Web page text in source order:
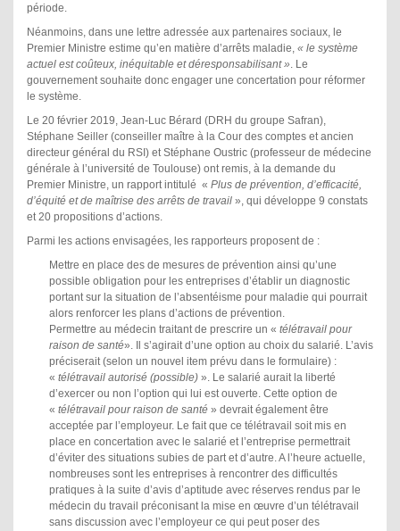
période.
Néanmoins, dans une lettre adressée aux partenaires sociaux, le
Premier Ministre estime qu’en matière d’arrêts maladie, « le système
actuel est coûteux, inéquitable et déresponsabilisant ». Le
gouvernement souhaite donc engager une concertation pour réformer
le système.
Le 20 février 2019, Jean-Luc Bérard (DRH du groupe Safran),
Stéphane Seiller (conseiller maître à la Cour des comptes et ancien
directeur général du RSI) et Stéphane Oustric (professeur de médecine
générale à l’université de Toulouse) ont remis, à la demande du
Premier Ministre, un rapport intitulé « Plus de prévention, d’efficacité,
d’équité et de maîtrise des arrêts de travail », qui développe 9 constats
et 20 propositions d’actions.
Parmi les actions envisagées, les rapporteurs proposent de :
Mettre en place des de mesures de prévention ainsi qu’une
possible obligation pour les entreprises d’établir un diagnostic
portant sur la situation de l’absentéisme pour maladie qui pourrait
alors renforcer les plans d’actions de prévention.
Permettre au médecin traitant de prescrire un « télétravail pour
raison de santé». Il s’agirait d’une option au choix du salarié. L’avis
préciserait (selon un nouvel item prévu dans le formulaire) :
« télétravail autorisé (possible) ». Le salarié aurait la liberté
d’exercer ou non l’option qui lui est ouverte. Cette option de
« télétravail pour raison de santé » devrait également être
acceptée par l’employeur. Le fait que ce télétravail soit mis en
place en concertation avec le salarié et l’entreprise permettrait
d’éviter des situations subies de part et d’autre. A l’heure actuelle,
nombreuses sont les entreprises à rencontrer des difficultés
pratiques à la suite d’avis d’aptitude avec réserves rendus par le
médecin du travail préconisant la mise en œuvre d’un télétravail
sans discussion avec l’employeur ce qui peut poser des